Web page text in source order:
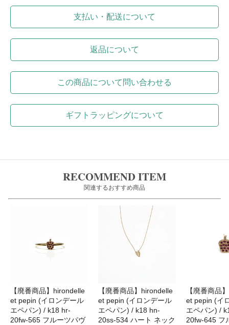
支払い・配送について
返品について
この商品について問い合わせる
ギフトラッピングについて
RECOMMEND ITEM
関連するおすすめ商品
【廃番商品】hirondelle
et pepin (イロンデール
エペパン) / k18 hr-
20fw-565 フルーツパヴ
【廃番商品】hirondelle
et pepin (イロンデール
エペパン) / k18 hn-
20ss-534 ハート ネック
【廃番商品
et pepin (イ
エペパン) /
20fw-645 フ